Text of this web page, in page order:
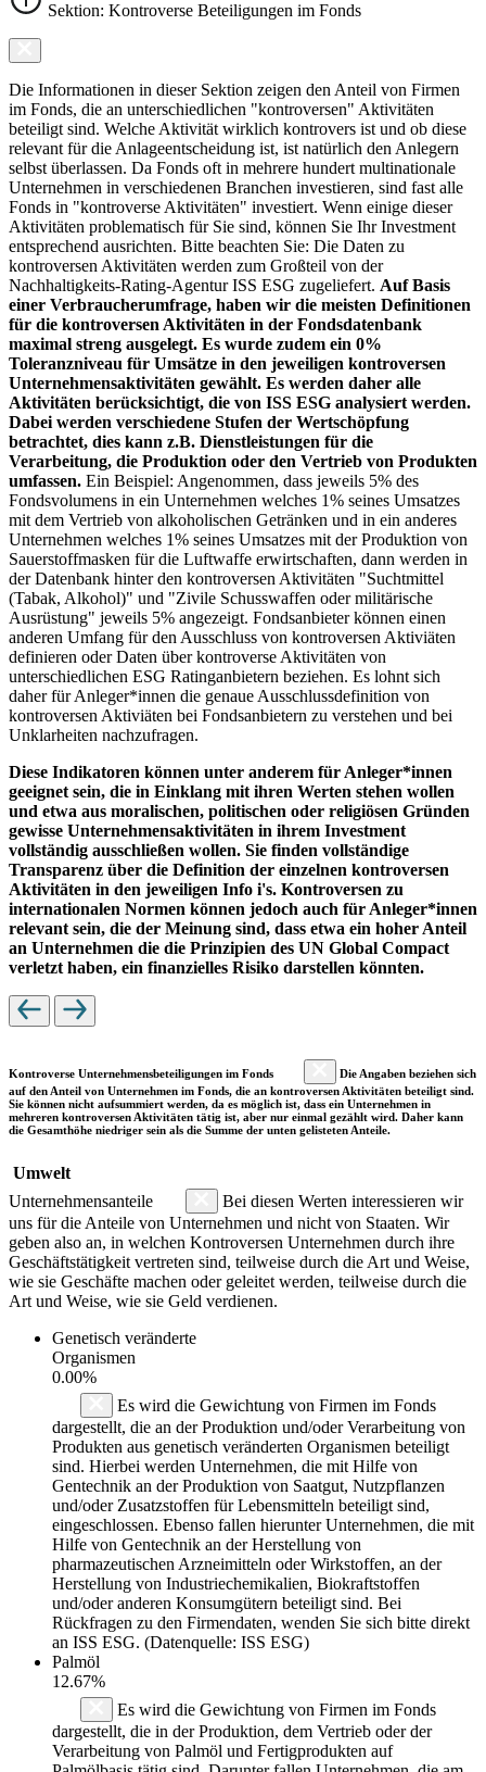
Sektion: Kontroverse Beteiligungen im Fonds
Die Informationen in dieser Sektion zeigen den Anteil von Firmen
im Fonds, die an unterschiedlichen "kontroversen" Aktivitäten
beteiligt sind. Welche Aktivität wirklich kontrovers ist und ob diese
relevant für die Anlageentscheidung ist, ist natürlich den Anlegern
selbst überlassen. Da Fonds oft in mehrere hundert multinationale
Unternehmen in verschiedenen Branchen investieren, sind fast alle
Fonds in "kontroverse Aktivitäten" investiert. Wenn einige dieser
Aktivitäten problematisch für Sie sind, können Sie Ihr Investment
entsprechend ausrichten. Bitte beachten Sie: Die Daten zu
kontroversen Aktivitäten werden zum Großteil von der
Nachhaltigkeits-Rating-Agentur ISS ESG zugeliefert. Auf Basis
einer Verbraucherumfrage, haben wir die meisten Definitionen
für die kontroversen Aktivitäten in der Fondsdatenbank
maximal streng ausgelegt. Es wurde zudem ein 0%
Toleranzniveau für Umsätze in den jeweiligen kontroversen
Unternehmensaktivitäten gewählt. Es werden daher alle
Aktivitäten berücksichtigt, die von ISS ESG analysiert werden.
Dabei werden verschiedene Stufen der Wertschöpfung
betrachtet, dies kann z.B. Dienstleistungen für die
Verarbeitung, die Produktion oder den Vertrieb von Produkten
umfassen. Ein Beispiel: Angenommen, dass jeweils 5% des
Fondsvolumens in ein Unternehmen welches 1% seines Umsatzes
mit dem Vertrieb von alkoholischen Getränken und in ein anderes
Unternehmen welches 1% seines Umsatzes mit der Produktion von
Sauerstoffmasken für die Luftwaffe erwirtschaften, dann werden in
der Datenbank hinter den kontroversen Aktivitäten "Suchtmittel
(Tabak, Alkohol)" und "Zivile Schusswaffen oder militärische
Ausrüstung" jeweils 5% angezeigt. Fondsanbieter können einen
anderen Umfang für den Ausschluss von kontroversen Aktiviäten
definieren oder Daten über kontroverse Aktivitäten von
unterschiedlichen ESG Ratinganbietern beziehen. Es lohnt sich
daher für Anleger*innen die genaue Ausschlussdefinition von
kontroversen Aktiviäten bei Fondsanbietern zu verstehen und bei
Unklarheiten nachzufragen.
Diese Indikatoren können unter anderem für Anleger*innen
geeignet sein, die in Einklang mit ihren Werten stehen wollen
und etwa aus moralischen, politischen oder religiösen Gründen
gewisse Unternehmensaktivitäten in ihrem Investment
vollständig ausschließen wollen. Sie finden vollständige
Transparenz über die Definition der einzelnen kontroversen
Aktivitäten in den jeweiligen Info i's. Kontroversen zu
internationalen Normen können jedoch auch für Anleger*innen
relevant sein, die der Meinung sind, dass etwa ein hoher Anteil
an Unternehmen die die Prinzipien des UN Global Compact
verletzt haben, ein finanzielles Risiko darstellen könnten.
Kontroverse Unternehmensbeteiligungen im Fonds
Die Angaben beziehen sich
auf den Anteil von Unternehmen im Fonds, die an kontroversen Aktivitäten beteiligt sind.
Sie können nicht aufsummiert werden, da es möglich ist, dass ein Unternehmen in
mehreren kontroversen Aktivitäten tätig ist, aber nur einmal gezählt wird. Daher kann
die Gesamthöhe niedriger sein als die Summe der unten gelisteten Anteile.
Umwelt
Unternehmensanteile
Bei diesen Werten interessieren wir
uns für die Anteile von Unternehmen und nicht von Staaten. Wir
geben also an, in welchen Kontroversen Unternehmen durch ihre
Geschäftstätigkeit vertreten sind, teilweise durch die Art und Weise,
wie sie Geschäfte machen oder geleitet werden, teilweise durch die
Art und Weise, wie sie Geld verdienen.
Genetisch veränderte
Organismen
0.00%
Es wird die Gewichtung von Firmen im Fonds
dargestellt, die an der Produktion und/oder Verarbeitung von
Produkten aus genetisch veränderten Organismen beteiligt
sind. Hierbei werden Unternehmen, die mit Hilfe von
Gentechnik an der Produktion von Saatgut, Nutzpflanzen
und/oder Zusatzstoffen für Lebensmitteln beteiligt sind,
eingeschlossen. Ebenso fallen hierunter Unternehmen, die mit
Hilfe von Gentechnik an der Herstellung von
pharmazeutischen Arzneimitteln oder Wirkstoffen, an der
Herstellung von Industriechemikalien, Biokraftstoffen
und/oder anderen Konsumgütern beteiligt sind. Bei
Rückfragen zu den Firmendaten, wenden Sie sich bitte direkt
an ISS ESG. (Datenquelle: ISS ESG)
Palmöl
12.67%
Es wird die Gewichtung von Firmen im Fonds
dargestellt, die in der Produktion, dem Vertrieb oder der
Verarbeitung von Palmöl und Fertigprodukten auf